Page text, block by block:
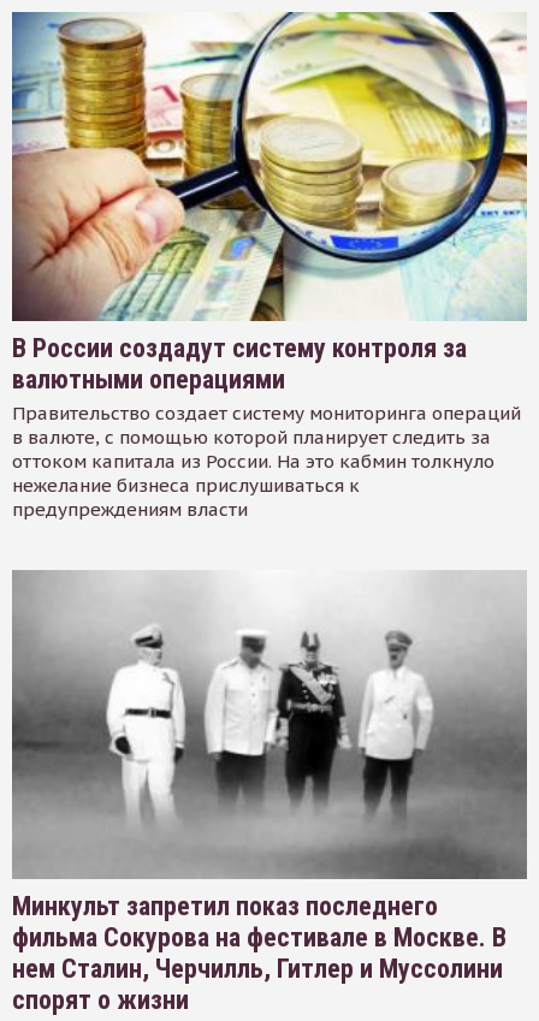
В России создадут систему контроля за
валютными операциями
Правительство создает систему мониторинга операций
в валюте, с помощью которой планирует следить за
оттоком капитала из России. На это кабмин толкнуло
нежелание бизнеса прислушиваться к
предупреждениям власти
Минкульт запретил показ последнего
фильма Сокурова на фестивале в Москве. В
нем Сталин, Черчилль, Гитлер и Муссолини
спорят о жизни